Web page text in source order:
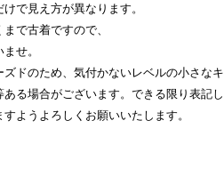
で見え方が異なります。
で古着ですので、
せ。
ドのため、気付かないレベルの小さなキ
る場合がございます。できる限り表記し
ようよろしくお願いいたします。